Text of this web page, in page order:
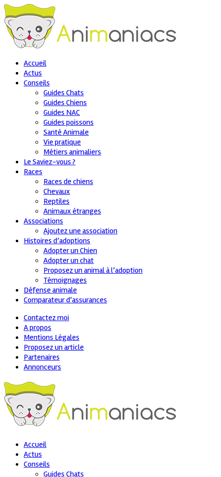
Accueil
Actus
Conseils
Guides Chats
Guides Chiens
Guides NAC
Guides poissons
Santé Animale
Vie pratique
Métiers animaliers
Le Saviez-vous ?
Races
Races de chiens
Chevaux
Reptiles
Animaux étranges
Associations
Ajoutez une association
Histoires d’adoptions
Adopter un Chien
Adopter un chat
Proposez un animal à l’adoption
Témoignages
Défense animale
Comparateur d’assurances
Contactez moi
A propos
Mentions Légales
Proposez un article
Partenaires
Annonceurs
Accueil
Actus
Conseils
Guides Chats